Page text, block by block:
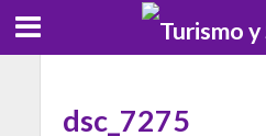
dsc_7275